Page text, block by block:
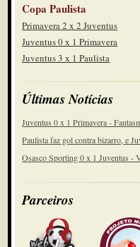
Copa Paulista
Primavera 2 x 2 Juventus
Juventus 0 x 1 Primavera
Juventus 3 x 1 Paulista
Últimas Notícias
Juventus 0 x 1 Primavera -
Paulista faz gol contra bizarro, e
Osasco Sporting 0 x 1 Juventus -
Parceiros